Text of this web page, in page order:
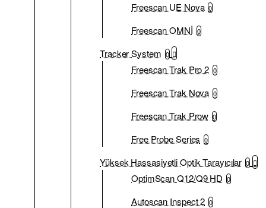
Freescan UE Nova 0
Freescan OMNİ 0
Tracker System 0
Freescan Trak Pro 2 0
Freescan Trak Nova 0
Freescan Trak Prow 0
Free Probe Series 0
Yüksek Hassasiyetli Optik Tarayıcılar 0
OptimScan Q12/Q9 HD 0
Autoscan Inspect 2 0